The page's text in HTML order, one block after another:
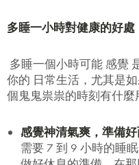
多睡一小時對健康的好處
多睡一個小時可能 感覺
你的 日常生活，尤其是
個鬼鬼祟祟的時刻有什麼
感覺神清氣爽，準備好
需要 7 到 9 小時的睡